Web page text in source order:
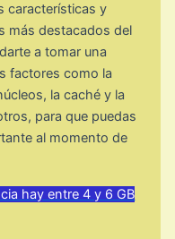
características y
más destacados del
a tomar una
factores como la
la caché y la
para que puedas
al momento de
hay entre 4 y 6 GB